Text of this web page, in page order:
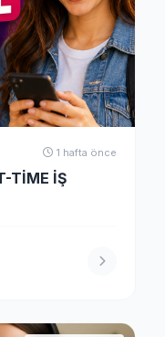
1 hafta önce
TİME İŞ